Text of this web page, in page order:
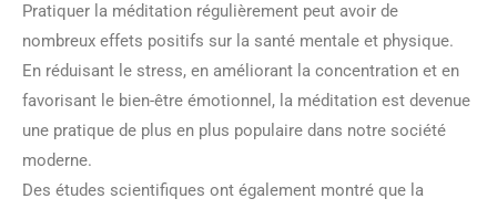
Pratiquer la méditation régulièrement peut avoir de
nombreux effets positifs sur la santé mentale et physique.
En réduisant le stress, en améliorant la concentration et en
favorisant le bien-être émotionnel, la méditation est devenue
une pratique de plus en plus populaire dans notre société
moderne.
Des études scientifiques ont également montré que la